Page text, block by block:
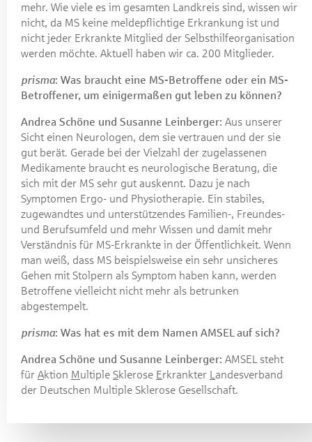
mehr. Wie viele es im gesamten Landkreis sind, wissen wir
nicht, da MS keine meldepflichtige Erkrankung ist und
nicht jeder Erkrankte Mitglied der Selbsthilfeorganisation
werden möchte. Aktuell haben wir ca. 200 Mitglieder.
prisma: Was braucht eine MS-Betroffene oder ein MS-
Betroffener, um einigermaßen gut leben zu können?
Andrea Schöne und Susanne Leinberger: Aus unserer
Sicht einen Neurologen, dem sie vertrauen und der sie
gut berät. Gerade bei der Vielzahl der zugelassenen
Medikamente braucht es neurologische Beratung, die
sich mit der MS sehr gut auskennt. Dazu je nach
Symptomen Ergo- und Physiotherapie. Ein stabiles,
zugewandtes und unterstützendes Familien-, Freundes-
und Berufsumfeld und mehr Wissen und damit mehr
Verständnis für MS-Erkrankte in der Öffentlichkeit. Wenn
man weiß, dass MS beispielsweise ein sehr unsicheres
Gehen mit Stolpern als Symptom haben kann, werden
Betroffene vielleicht nicht mehr als betrunken
abgestempelt.
prisma: Was hat es mit dem Namen AMSEL auf sich?
Andrea Schöne und Susanne Leinberger: AMSEL steht
für Aktion Multiple Sklerose Erkrankter L andesverband
der Deutschen Multiple Sklerose Gesellschaft.